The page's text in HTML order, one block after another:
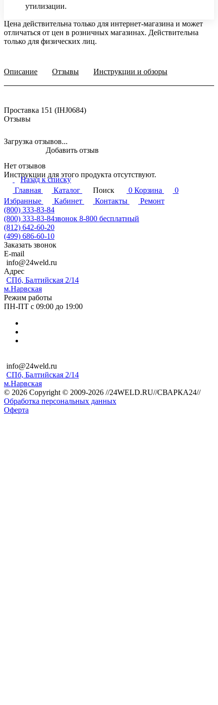
утилизации.
Цена действительна только для интернет-магазина и может
отличаться от цен в розничных магазинах. Действительна
только для физических лиц.
Описание Отзывы Инструкции и обзоры
Проставка 151 (IHJ0684)
Отзывы
Загрузка отзывов...
Нет отзывов
Добавить отзыв
Инструкции для этого продукта отсутствуют.
Назад к списку
Главная
Каталог Поиск 0 Корзина
0
Избранные
Кабинет Контакты
Ремонт
(800) 333-83-84
(800) 333-83-84звонок 8-800 бесплатный
(812) 642-60-20
(499) 686-60-10
Заказать звонок
E-mail
info@24weld.ru
Адрес
СПб, Балтийская 2/14
м.Нарвская
Режим работы
ПН-ПТ с 09:00 до 19:00
info@24weld.ru
СПб, Балтийская 2/14
м.Нарвская
© 2026 Copyright © 2009-2026 //24WELD.RU//СВАРКА24//
Обработка персональных данных
Оферта